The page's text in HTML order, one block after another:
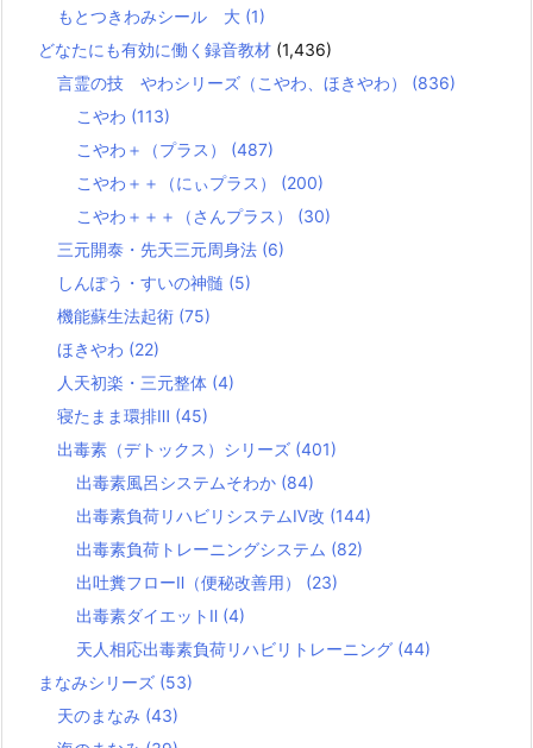
もとつきわみシール 大 (1)
どなたにも有効に働く録音教材 (1,436)
言霊の技 やわシリーズ（こやわ、ほきやわ） (836)
こやわ (113)
こやわ＋（プラス） (487)
こやわ＋＋（にぃプラス） (200)
こやわ＋＋＋（さんプラス） (30)
三元開泰・先天三元周身法 (6)
しんぽう・すいの神髄 (5)
機能蘇生法起術 (75)
ほきやわ (22)
人天初楽・三元整体 (4)
寝たまま環排Ⅲ (45)
出毒素（デトックス）シリーズ (401)
出毒素風呂システムそわか (84)
出毒素負荷リハビリシステムⅣ改 (144)
出毒素負荷トレーニングシステム (82)
出吐糞フローⅡ（便秘改善用） (23)
出毒素ダイエットⅡ (4)
天人相応出毒素負荷リハビリトレーニング (44)
まなみシリーズ (53)
天のまなみ (43)